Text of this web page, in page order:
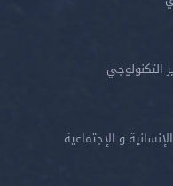
التكنولوجي
و الإجتماعية